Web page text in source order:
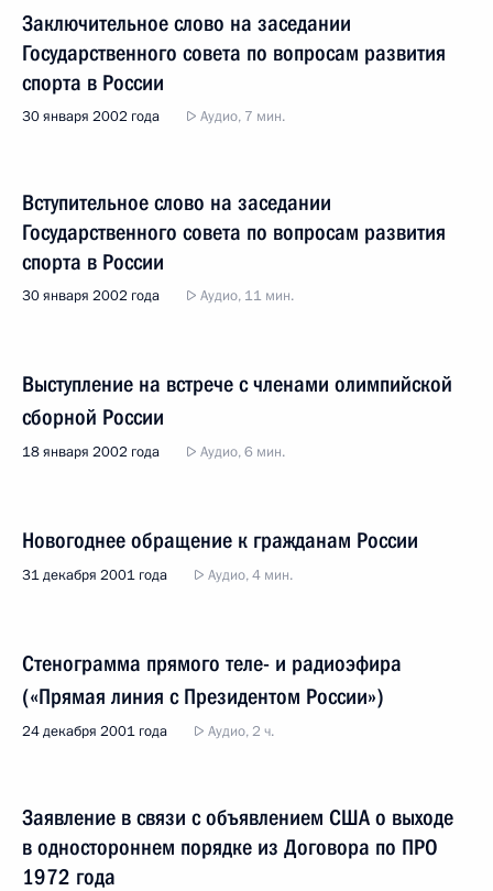
Заключительное слово на заседании
Государственного совета по вопросам развития
спорта в России
30 января 2002 года Аудио, 7 мин.
Вступительное слово на заседании
Государственного совета по вопросам развития
спорта в России
30 января 2002 года Аудио, 11 мин.
Выступление на встрече с членами олимпийской
сборной России
18 января 2002 года Аудио, 6 мин.
Новогоднее обращение к гражданам России
31 декабря 2001 года Аудио, 4 мин.
Стенограмма прямого теле- и радиоэфира
(«Прямая линия с Президентом России»)
24 декабря 2001 года Аудио, 2 ч.
Заявление в связи с объявлением США о выходе
в одностороннем порядке из Договора по ПРО
1972 года